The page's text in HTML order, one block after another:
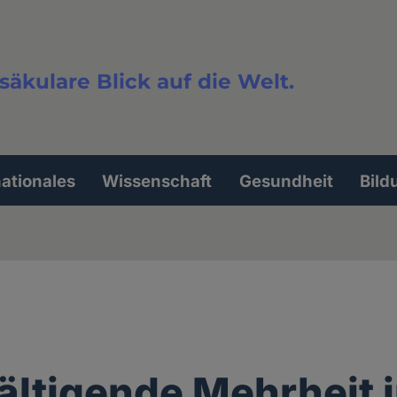
Blick auf die Welt.
Wissenschaft Gesundheit